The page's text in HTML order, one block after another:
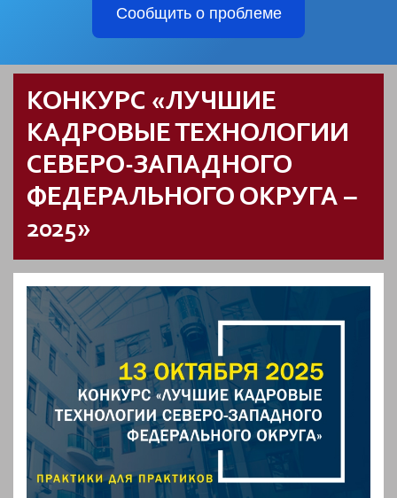
Сообщить о проблеме
КОНКУРС «ЛУЧШИЕ
КАДРОВЫЕ ТЕХНОЛОГИИ
СЕВЕРО-ЗАПАДНОГО
ФЕДЕРАЛЬНОГО ОКРУГА –
2025»